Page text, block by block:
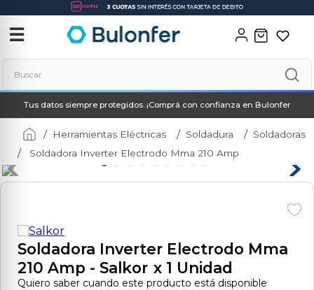
☰
Buscar
Tus datos siempre protegidos. ¡Comprá con confianza en Bulonfer
Herramientas Eléctricas Soldadura
Soldadoras
Soldadora Inverter Electrodo Mma 210 Amp
Soldadora Inverter Electrodo Mma
210 Amp - Salkor x 1 Unidad
Quiero saber cuando este producto está disponible
Términos más buscados
1.
soldadora
.
neo
3.
combos
5.
taladro
6.
hidrolavadora
7 .
multicortadora